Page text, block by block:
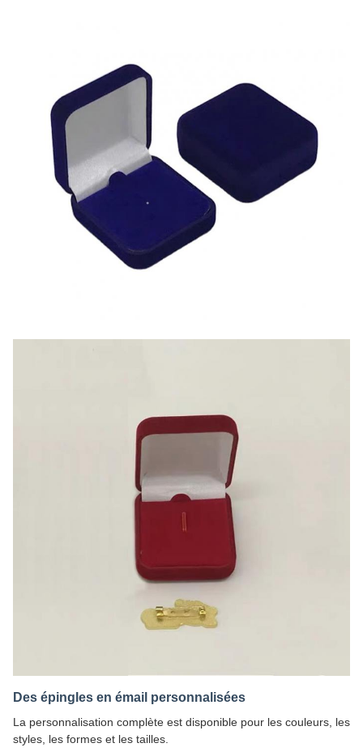
Des épingles en émail personnalisées
La personnalisation complète est disponible pour les couleurs, les
styles, les formes et les tailles.